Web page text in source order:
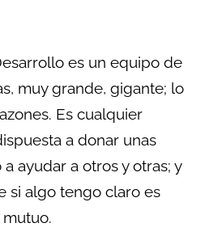
es un equipo de
muy grande, gigante; lo
Es cualquier
a donar unas
ayudar a otros y otras; y
si algo tengo claro es